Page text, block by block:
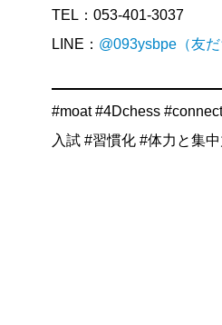
TEL：053-401-3037
LINE： @093ysbpe（友だ
#moat #4Dchess
入試 #習慣化 #体力と集中